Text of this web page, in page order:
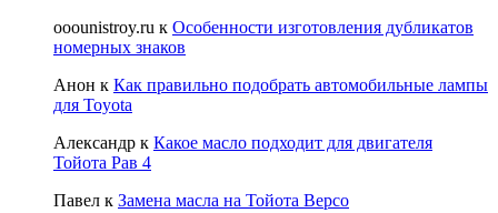
ooounistroy.ru к Особенности изготовления дубликатов
номерных знаков
Анон к Как правильно подобрать автомобильные лампы
для Toyota
Александр к Какое масло подходит для двигателя
Тойота Рав 4
Павел к Замена масла на Тойота Версо